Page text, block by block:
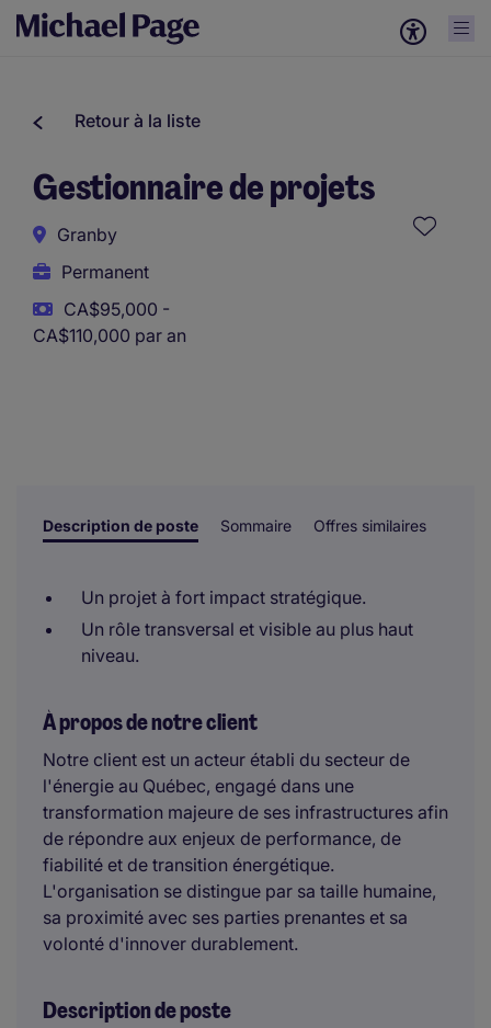
Retour à la liste
Gestionnaire de projets
Granby
Permanent
CA$95,000 -
CA$110,000 par an
Description de poste Sommaire Offres similaires
Un projet à fort impact stratégique.
Un rôle transversal et visible au plus haut
niveau.
À propos de notre client
Notre client est un acteur établi du secteur de
l'énergie au Québec, engagé dans une
transformation majeure de ses infrastructures afin
de répondre aux enjeux de performance, de
fiabilité et de transition énergétique.
L'organisation se distingue par sa taille humaine,
sa proximité avec ses parties prenantes et sa
volonté d'innover durablement.
Description de poste